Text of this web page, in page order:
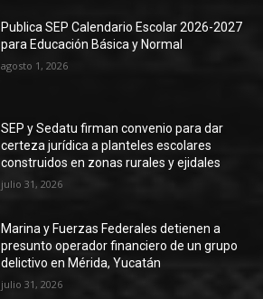
Publica SEP Calendario Escolar 2026-2027
para Educación Básica y Normal
agosto 1, 2026
SEP y Sedatu firman convenio para dar
certeza jurídica a planteles escolares
construidos en zonas rurales y ejidales
julio 31, 2026
Marina y Fuerzas Federales detienen a
presunto operador financiero de un grupo
delictivo en Mérida, Yucatán
julio 31, 2026